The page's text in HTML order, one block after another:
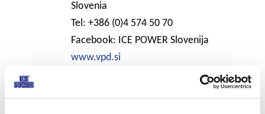
Slovenia
Tel: +386 (0)4 574 50 70
Facebook: ICE POWER Slovenija
www.vpd.si
DOBAVLJIVO V